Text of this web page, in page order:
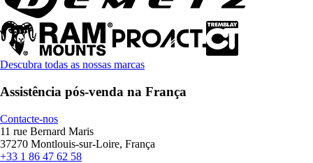
Descubra todas as nossas marcas
Assistência pós-venda na França
Contacte-nos
11 rue Bernard Maris
37270 Montlouis-sur-Loire, França
+33 1 86 47 62 58